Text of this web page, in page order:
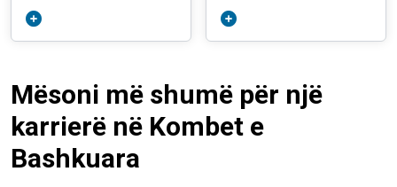
Mësoni më shumë për një
karrierë në Kombet e
Bashkuara